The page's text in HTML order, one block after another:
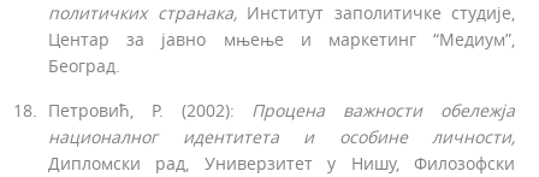
политичких странака,Институт заполитичке студије,
Центар за јавно мњење и маркетинг “Медиум”,
Београд.
Петровић, Р. (2002): Процена важности обележја
националног идентитета и особине личности,
Дипломски рад, Универзитет у Нишу, Филозофски